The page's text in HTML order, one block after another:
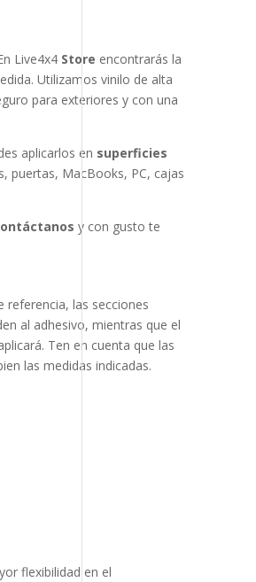
Live4x4 Store encontrarás la
Utilizamos vinilo de alta
para exteriores y con una
aplicarlos en superficies
puertas, MacBooks, PC, cajas
y con gusto te
referencia, las secciones
al adhesivo, mientras que el
Ten en cuenta que las
las medidas indicadas.
flexibilidad en el